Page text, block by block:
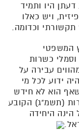
היו ותמיד
ויש כאלו
תקשורתי וכדומה.
המשפטי
כשרות
עבירה על
ידוע לכל מי
הוא לא חידש
(תשמ"ג) הקובע
היחידה